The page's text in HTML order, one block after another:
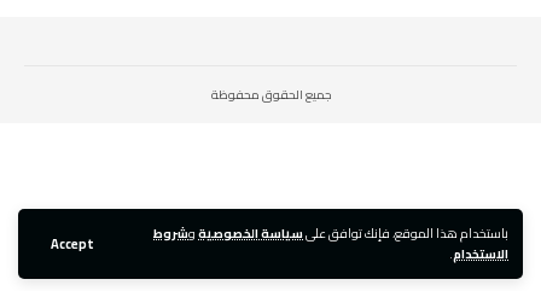
باستخدام هذا الموقع، فإنك توافق علىسياسة الخصوصيةوشروط
الاستخدام.
Accept
جميع الحقوق محفوظة